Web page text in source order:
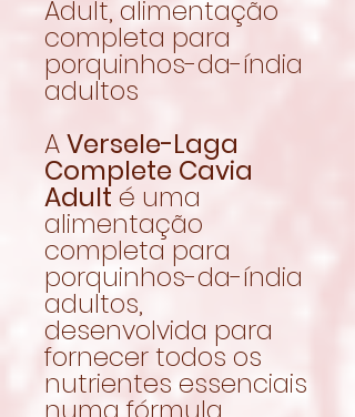
Adult, alimentação
completa para
porquinhos-da-índia
adultos
AVersele-Laga
Complete Cavia
Adulté uma
alimentação
completa para
porquinhos-da-índia
adultos,
desenvolvida para
fornecer todos os
nutrientes essenciais